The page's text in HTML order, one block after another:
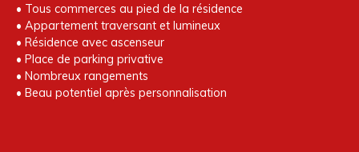
• Tous commerces au pied de la résidence
• Appartement traversant et lumineux
• Résidence avec ascenseur
• Place de parking privative
• Nombreux rangements
• Beau potentiel après personnalisation